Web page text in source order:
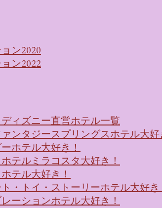
ン2020
ン2022
ィズニー直営ホテル一覧
ンタジースプリングスホテル大好
ホテル大好き！
テルミラコスタ大好き！
テル大好き！
・トイ・ストーリーホテル大好き
ーションホテル大好き！